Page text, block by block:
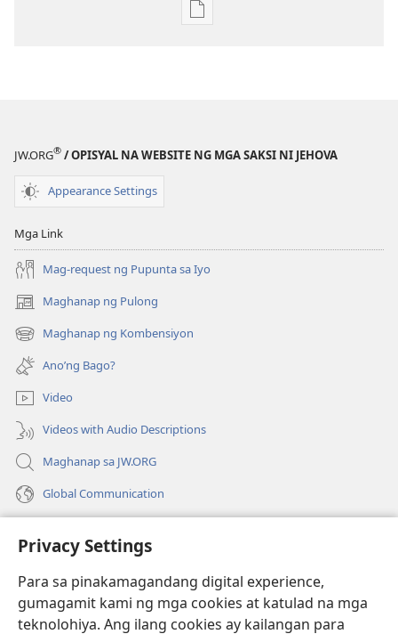
Privacy Settings
Para sa pinakamagandang digital experience,
gumagamit kami ng mga cookies at katulad na mga
teknolohiya. Ang ilang cookies ay kailangan para
Opsiyon
GUMISING!
JW.ORG® / OPISYAL NA WEBSITE NG MGA SAKSI NI JEHOVA
Appearance Settings
Mga Link
Mag-request ng Pupunta sa Iyo
Maghanap ng Pulong
(may
bubukas
na
bagong
window)
Maghanap ng Kombensiyon
(may
bubukas
na
bagong
window)
Ano’ng Bago?
Video
Videos with Audio Descriptions
Maghanap sa JW.ORG
Global Communication
(may
na
bagong
Watchtower ONLINE LIBRARY™
(may